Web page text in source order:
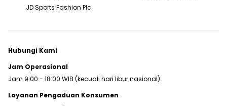
JD Sports Fashion Plc
Hubungi Kami
Jam Operasional
Jam 9:00 - 18:00 WIB (kecuali hari libur nasional)
Layanan Pengaduan Konsumen